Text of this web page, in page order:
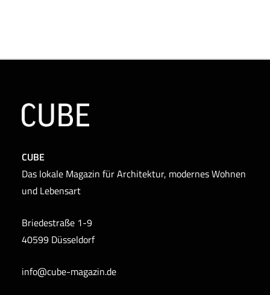
CUBE
Das lokale Magazin für Architektur, modernes Wohnen
und Lebensart
Briedestraße 1-9
40599 Düsseldorf
info@cube-magazin.de